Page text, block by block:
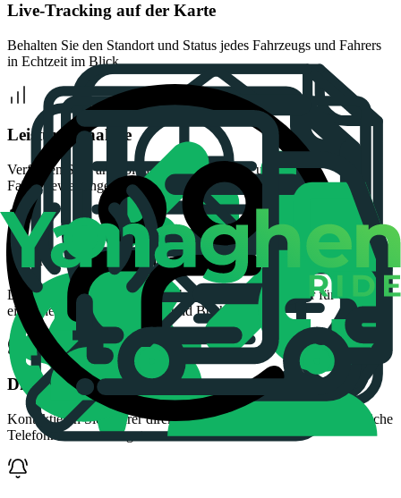
Live-Tracking auf der Karte
Behalten Sie den Standort und Status jedes Fahrzeugs und Fahrers
in Echtzeit im Blick.
Leistungsanalyse
Verfolgen Sie Fahrtvolumen, Online-Zeiten und
Fahrerbewertungen, um die Produktivität gezielt zu steigern.
Einnahmenverwaltung
Detaillierte Übersichten und Abrechnungen pro Fahrer für eine
einfache Gehaltsabrechnung und Buchhaltung.
Direkte Kommunikation
Kontaktieren Sie Fahrer direkt über die App – ohne dass persönliche
Telefonnummern ausgetauscht werden müssen.